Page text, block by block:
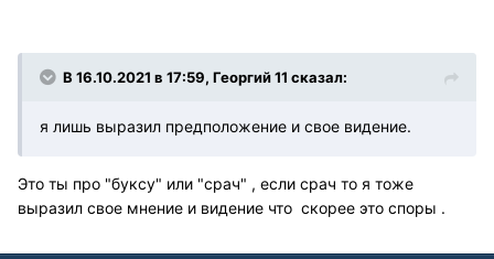
В 16.10.2021 в 17:59, Георгий 11 сказал:
я лишь выразил предположение и свое видение.
Это ты про "буксу" или "срач" , если срач то я тоже
выразил свое мнение и видение что скорее это споры .